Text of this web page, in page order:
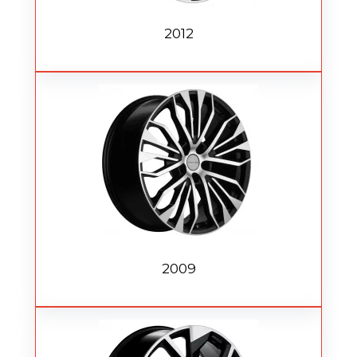
2012
2009